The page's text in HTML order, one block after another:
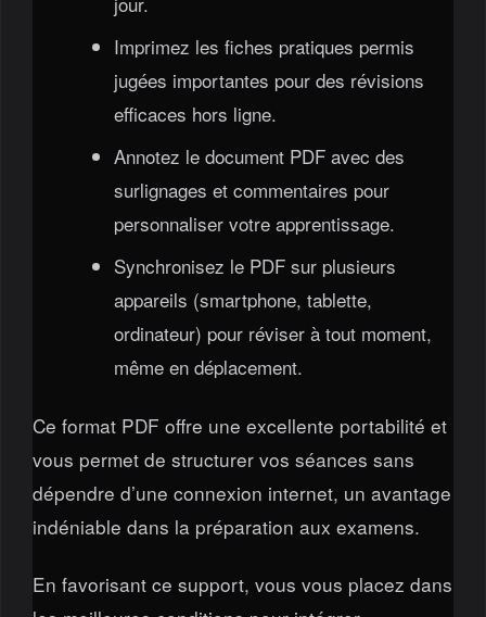
Imprimez les fiches pratiques permis
jugées importantes pour des révisions
efficaces hors ligne.
Annotez le document PDF avec des
surlignages et commentaires pour
personnaliser votre apprentissage.
Synchronisez le PDF sur plusieurs
appareils (smartphone, tablette,
ordinateur) pour réviser à tout moment,
même en déplacement.
Ce format PDF offre une excellente portabilité et
vous permet de structurer vos séances sans
dépendre d’une connexion internet, un avantage
indéniable dans la préparation aux examens.
En favorisant ce support, vous vous placez dans